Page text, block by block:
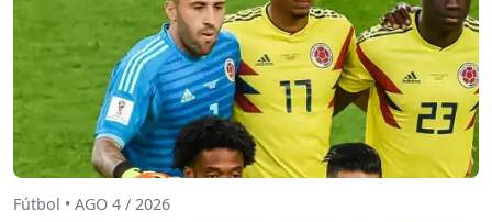
Fútbol • AGO 4 / 2026